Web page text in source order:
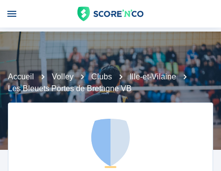
Accueil Volley Clubs
Ille-et-Vilaine
Les Bleuets Portes de Bretagne VB